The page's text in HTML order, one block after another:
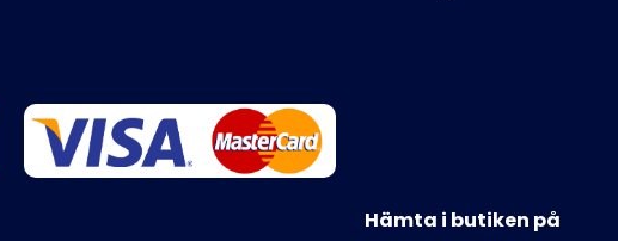
Hämta i butiken på